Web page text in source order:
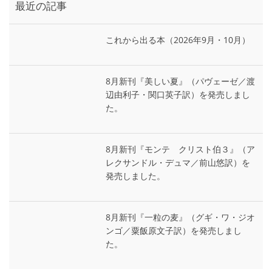
最近の記事
これから出る本（2026年9月・10月）
8月新刊『美しい夏』（パヴェーゼ／渡
辺由利子・関口英子訳）を発売しまし
た。
8月新刊『モンテ゠クリスト伯３』（ア
レクサンドル・デュマ／前山悠訳）を
発売しました。
8月新刊『一粒の麦』（グギ・ワ・ジオ
ンゴ／粟飯原文子訳）を発売しまし
た。